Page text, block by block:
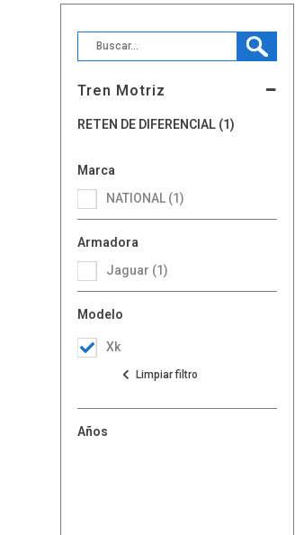
Tren Motriz
RETEN DE DIFERENCIAL (1)
Marca
NATIONAL (1)
Armadora
Jaguar (1)
Modelo
Xk
Años